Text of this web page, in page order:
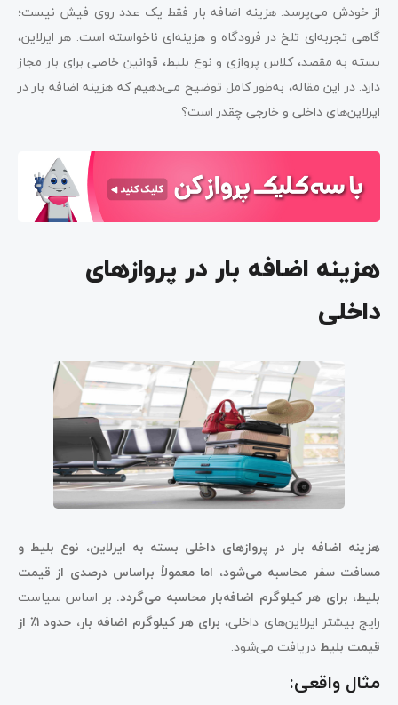
از خودش می‌پرسد. هزینه اضافه بار فقط یک عدد روی فیش نیست؛
گاهی تجربه‌ای تلخ در فرودگاه و هزینه‌ای ناخواسته است. هر ایرلاین،
بسته به مقصد، کلاس پروازی و نوع بلیط، قوانین خاصی برای بار مجاز
دارد. در این مقاله، به‌طور کامل توضیح می‌دهیم که هزینه اضافه بار در
ایرلاین‌های داخلی و خارجی چقدر است؟
هزینه اضافه بار در پروازهای
داخلی
هزینه اضافه بار در پروازهای داخلی بسته به ایرلاین، نوع بلیط و
مسافت سفر محاسبه می‌شود، اما معمولاً براساس درصدی از قیمت
بلیط، برای هر کیلوگرم اضافه‌بار محاسبه می‌گردد. بر اساس سیاست
رایج بیشتر ایرلاین‌های داخلی،
برای هر کیلوگرم اضافه بار، حدود ۱٪ از
قیمت بلیط دریافت می‌شود.
مثال واقعی: